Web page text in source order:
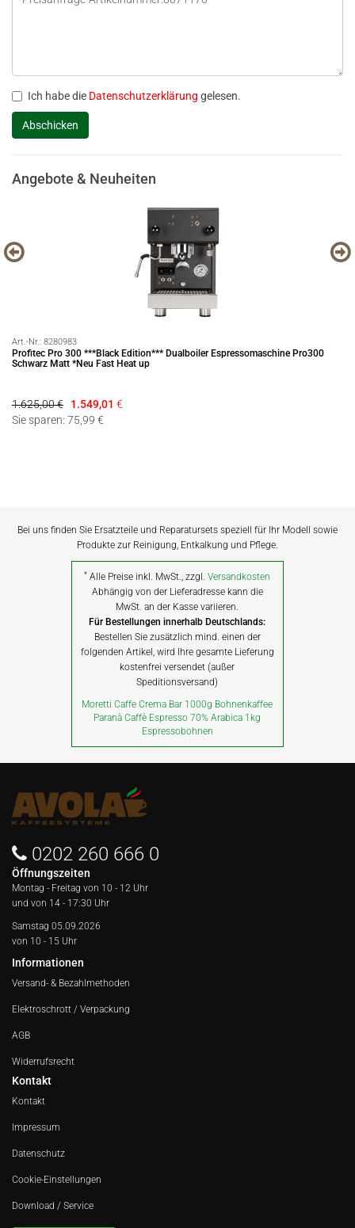
Ich habe die Datenschutzerklärung gelesen.
Angebote & Neuheiten
Art.-Nr.: 8280983
Profitec Pro 300 ***Black Edition*** Dualboiler Espressomaschine Pro300
Schwarz Matt *Neu Fast Heat up
1.625,00 € 1.549,01 €
Sie sparen: 75,99 €
Bei uns finden Sie Ersatzteile und Reparatursets speziell für Ihr Modell sowie
Produkte zur Reinigung, Entkalkung und Pflege.
* Alle Preise inkl. MwSt., zzgl.Versandkosten
Abhängig von der Lieferadresse kann die
MwSt. an der Kasse variieren.
Für Bestellungen innerhalb Deutschlands:
Bestellen Sie zusätzlich mind. einen der
folgenden Artikel, wird Ihre gesamte Lieferung
kostenfrei versendet (außer
Speditionsversand)
Moretti Caffe Crema Bar 1000g Bohnenkaffee
Paranà Caffè Espresso 70% Arabica 1kg
Espressobohnen
0202 260 666 0
Öffnungszeiten
Montag - Freitag von 10 - 12 Uhr
und von 14 - 17:30 Uhr
Samstag 05.09.2026
von 10 - 15 Uhr
Informationen
Versand- & Bezahlmethoden
Elektroschrott / Verpackung
AGB
Widerrufsrecht
Kontakt
Kontakt
Impressum
Datenschutz
Cookie-Einstellungen
Download / Service